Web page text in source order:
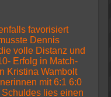
favorisiert
Dennis
volle Distanz und
Erfolg in Match-
Kristina Wambolt
mit 6:1 6:0
lies einen